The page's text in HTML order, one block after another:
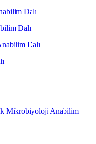
Dalı
Dalı
Dalı
Mikrobiyoloji Anabilim